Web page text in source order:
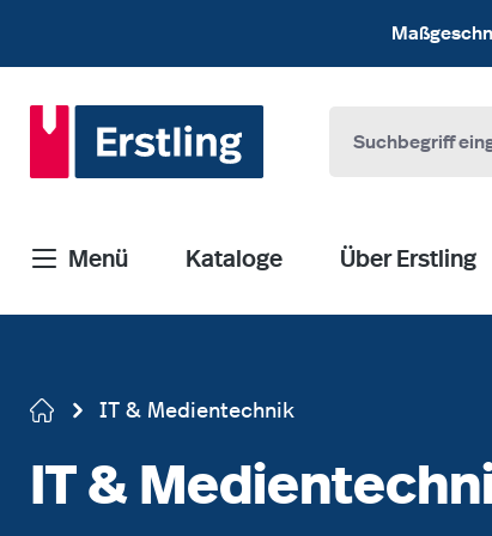
Menü Kataloge Über Erstling
IT & Medientechnik
IT &